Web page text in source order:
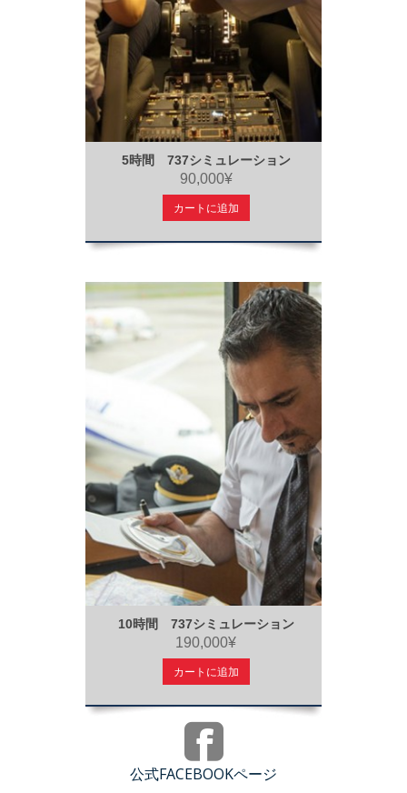
5時間 737シミュレーション
90,000¥
カートに追加
10時間 737シミュレーション
190,000¥
カートに追加
公式FACEBOOKページ